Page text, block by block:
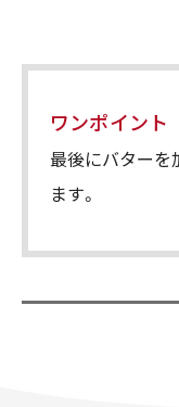
ワンポイント
最後にバターを
ます。